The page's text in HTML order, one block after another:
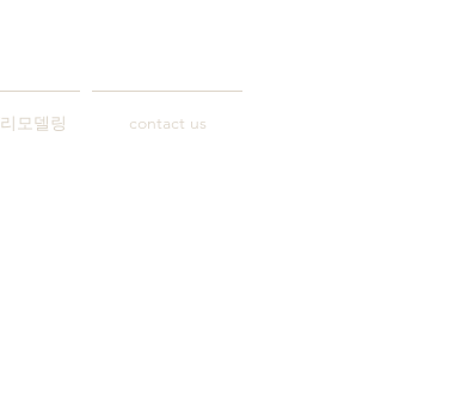
모델링 contact us